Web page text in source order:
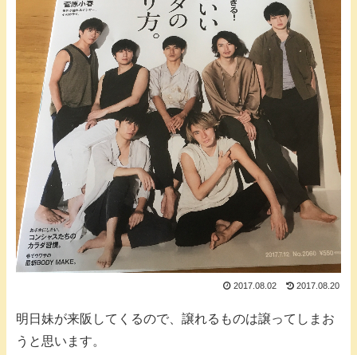
2017.08.02 2017.08.20
明日妹が来阪してくるので、譲れるものは譲ってしまお
うと思います。